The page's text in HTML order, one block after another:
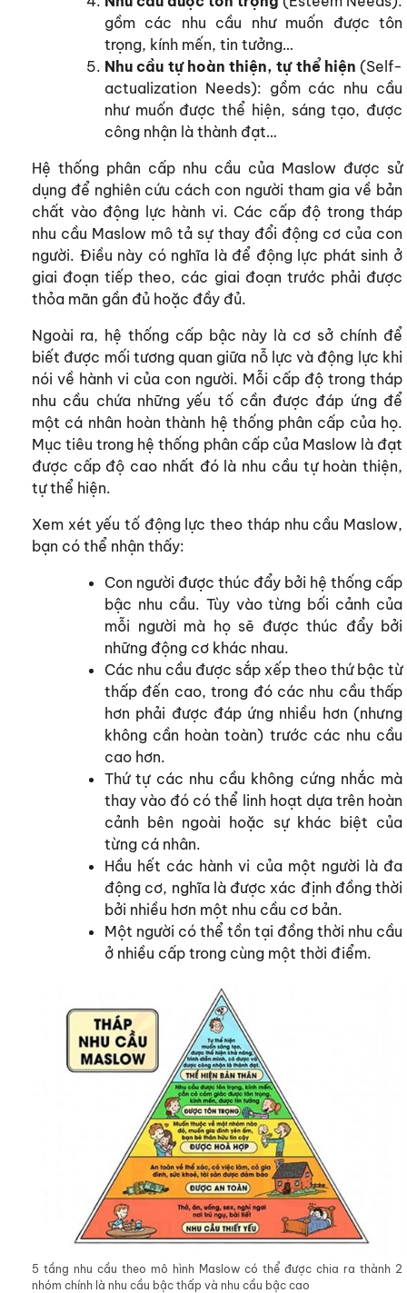
gồm các nhu cầu như muốn được tôn
trọng, kính mến, tin tưởng…
Nhu cầu tự hoàn thiện, tự thể hiện (Self-
actualization Needs): gồm các nhu cầu
như muốn được thể hiện, sáng tạo, được
công nhận là thành đạt…
Hệ thống phân cấp nhu cầu của Maslow được sử
dụng để nghiên cứu cách con người tham gia về bản
chất vào động lực hành vi. Các cấp độ trong tháp
nhu cầu Maslow mô tả sự thay đổi động cơ của con
người. Điều này có nghĩa là để động lực phát sinh ở
giai đoạn tiếp theo, các giai đoạn trước phải được
thỏa mãn gần đủ hoặc đầy đủ.
Ngoài ra, hệ thống cấp bậc này là cơ sở chính để
biết được mối tương quan giữa nỗ lực và động lực khi
nói về hành vi của con người. Mỗi cấp độ trong tháp
nhu cầu chứa những yếu tố cần được đáp ứng để
một cá nhân hoàn thành hệ thống phân cấp của họ.
Mục tiêu trong hệ thống phân cấp của Maslow là đạt
được cấp độ cao nhất đó là nhu cầu tự hoàn thiện,
tự thể hiện.
Xem xét yếu tố động lực theo tháp nhu cầu Maslow,
bạn có thể nhận thấy:
Con người được thúc đẩy bởi hệ thống cấp
bậc nhu cầu. Tùy vào từng bối cảnh của
mỗi người mà họ sẽ được thúc đẩy bởi
những động cơ khác nhau.
Các nhu cầu được sắp xếp theo thứ bậc từ
thấp đến cao, trong đó các nhu cầu thấp
hơn phải được đáp ứng nhiều hơn (nhưng
không cần hoàn toàn) trước các nhu cầu
cao hơn.
Thứ tự các nhu cầu không cứng nhắc mà
thay vào đó có thể linh hoạt dựa trên hoàn
cảnh bên ngoài hoặc sự khác biệt của
từng cá nhân.
Hầu hết các hành vi của một người là đa
động cơ, nghĩa là được xác định đồng thời
bởi nhiều hơn một nhu cầu cơ bản.
Một người có thể tồn tại đồng thời nhu cầu
ở nhiều cấp trong cùng một thời điểm.
5 tầng nhu cầu theo mô hình Maslow có thể được chia ra thành 2
nhóm chính là nhu cầu bậc thấp và nhu cầu bậc cao